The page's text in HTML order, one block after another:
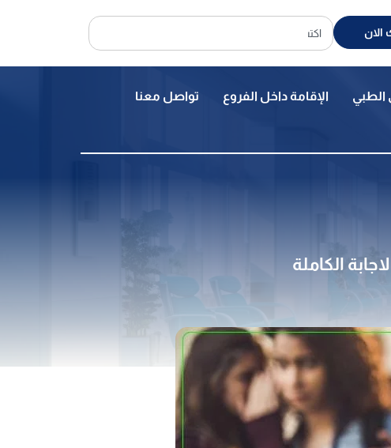
الان
الطبي الإقامة داخل الفروع تواصل معنا
الكاملة